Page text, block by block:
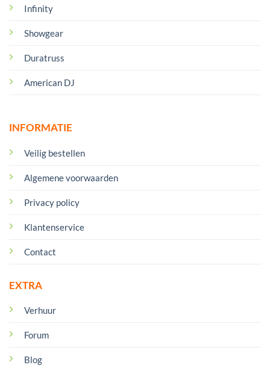
Infinity
Showgear
Duratruss
American DJ
INFORMATIE
Veilig bestellen
Algemene voorwaarden
Privacy policy
Klantenservice
Contact
EXTRA
Verhuur
Forum
Blog